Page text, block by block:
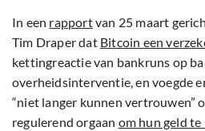
In een rapportvan 25 maart
Tim Draper dat Bitcoin een
kettingreactie van bankruns op
overheidsinterventie, en voegde
“niet langer kunnen vertrouwen”
regulerend orgaan om hun geld te